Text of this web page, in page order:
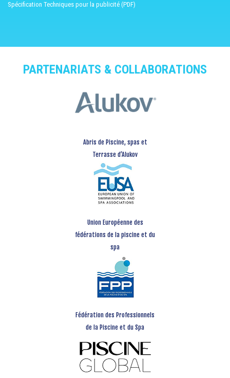
Spécification Techniques pour la publicité (PDF)
PARTENARIATS & COLLABORATIONS
Abris de Piscine, spas et
Terrasse d’Alukov
Union Européenne des
fédérations de la piscine et du
spa
Fédération des Professionnels
de la Piscine et du Spa